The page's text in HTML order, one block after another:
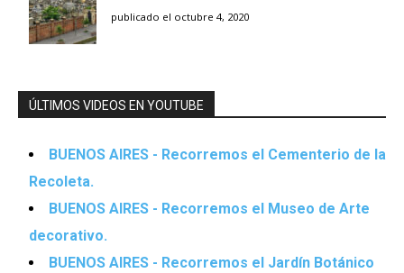
publicado el octubre 4, 2020
ÚLTIMOS VIDEOS EN YOUTUBE
BUENOS AIRES - Recorremos el Cementerio de la
Recoleta.
BUENOS AIRES - Recorremos el Museo de Arte
decorativo.
BUENOS AIRES - Recorremos el Jardín Botánico